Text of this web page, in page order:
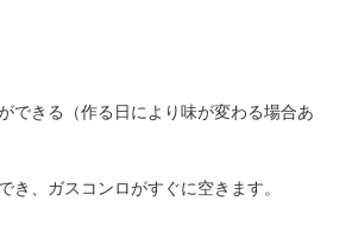
できる（作る日により味が変わる場合あ
、ガスコンロがすぐに空きます。